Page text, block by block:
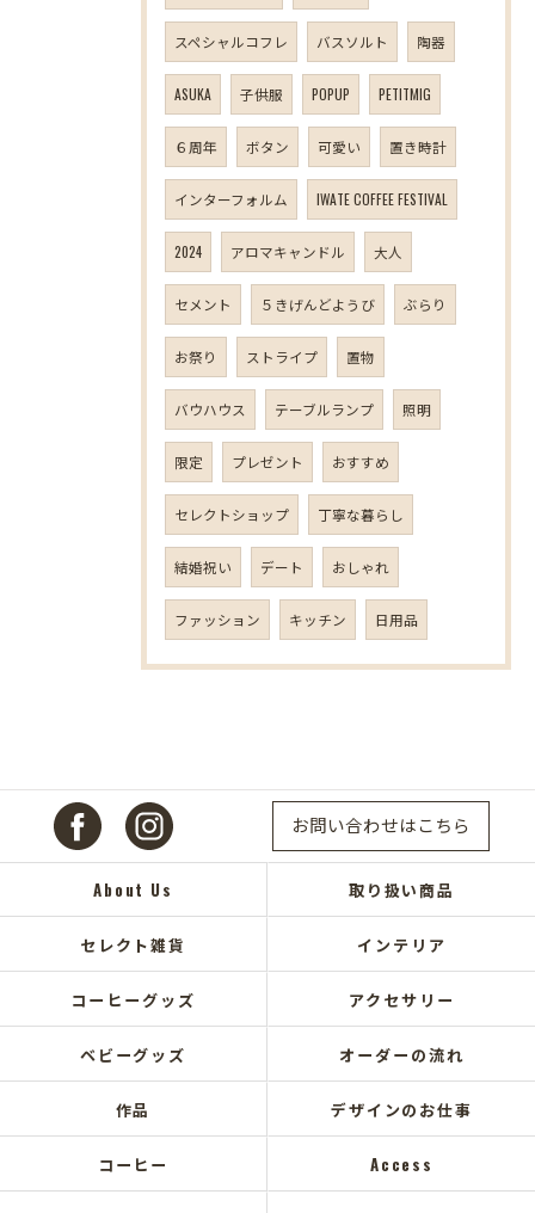
スペシャルコフレ バスソルト 陶器
ASUKA 子供服 POPUP PETITMIG
６周年 ボタン 可愛い 置き時計
インターフォルム IWATE COFFEE FESTIVAL
2024 アロマキャンドル 大人
セメント ５きげんどようび ぶらり
お祭り ストライプ 置物
バウハウス テーブルランプ 照明
限定 プレゼント おすすめ
セレクトショップ 丁寧な暮らし
結婚祝い デート おしゃれ
ファッション キッチン 日用品
お問い合わせはこちら
About Us 取り扱い商品
セレクト雑貨 インテリア
コーヒーグッズ アクセサリー
ベビーグッズ オーダーの流れ
作品 デザインのお仕事
コーヒー Access